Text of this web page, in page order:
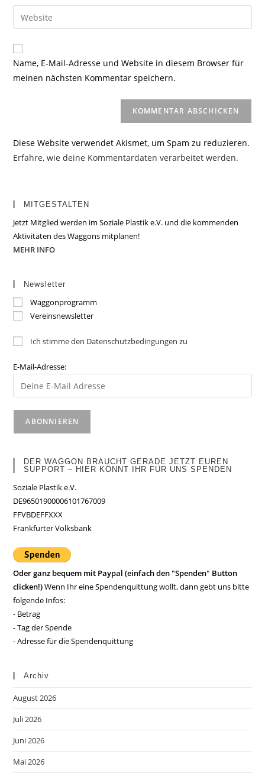
zum
Kommentieren
ein
E-
Mail-
zum
Kommentieren
ein
Gib
deine
Website-
URL
Name, E-Mail-Adresse und Website in diesem Browser für
meinen nächsten Kommentar speichern.
Diese Website verwendet Akismet, um Spam zu reduzieren.
Erfahre, wie deine Kommentardaten verarbeitet werden.
MITGESTALTEN
Jetzt Mitglied werden im Soziale Plastik e.V. und die kommenden
Aktivitäten des Waggons mitplanen!
MEHR INFO
Newsletter
Waggonprogramm
Vereinsnewsletter
Ich stimme den Datenschutzbedingungen zu
E-Mail-Adresse:
DER WAGGON BRAUCHT GERADE JETZT EUREN
SUPPORT – HIER KÖNNT IHR FÜR UNS SPENDEN
Soziale Plastik e.V.
DE96501900006101767009
FFVBDEFFXXX
Frankfurter Volksbank
Oder ganz bequem mit Paypal (einfach den "Spenden" Button
clicken!)Wenn Ihr eine Spendenquittung wollt, dann gebt uns bitte
folgende Infos:
- Betrag
- Tag der Spende
- Adresse für die Spendenquittung
Archiv
August 2026
Juli 2026
Juni 2026
Mai 2026